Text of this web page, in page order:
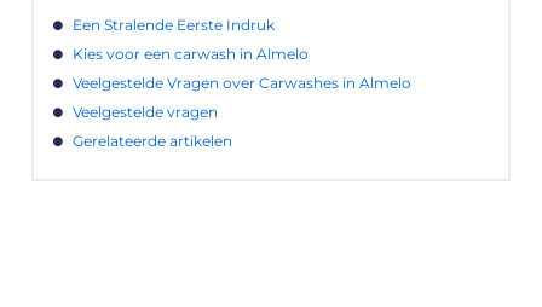
Een Stralende Eerste Indruk
Kies voor een carwash in Almelo
Veelgestelde Vragen over Carwashes in Almelo
Veelgestelde vragen
Gerelateerde artikelen